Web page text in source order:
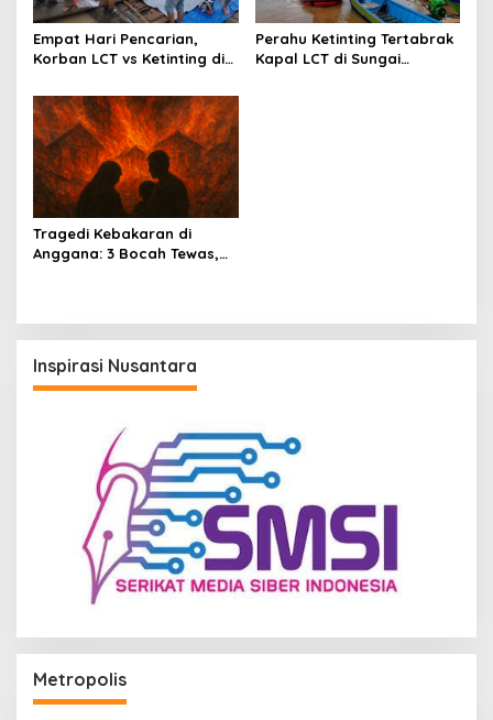
Empat Hari Pencarian,
Korban LCT vs Ketinting di
Ditemukan
Perahu Ketinting Tertabrak
Kapal LCT di Sungai
Tragedi Kebakaran di
Anggana: 3 Bocah Tewas,
Inspirasi Nusantara
Metropolis